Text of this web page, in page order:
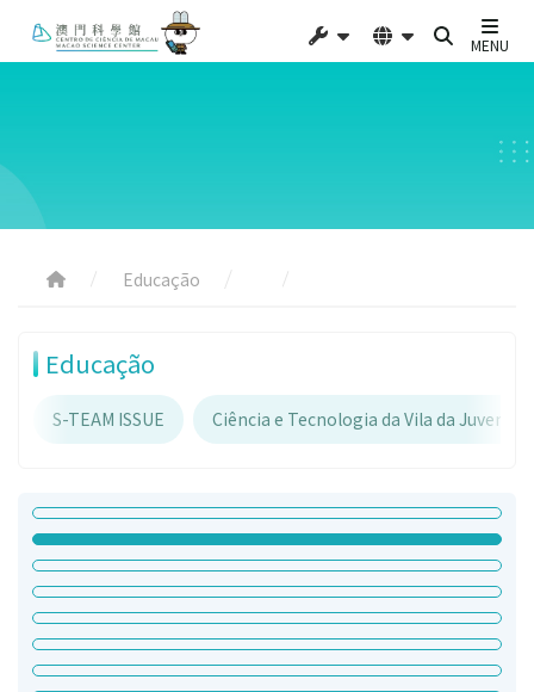
MENU
Educação
Educação
S-TEAM ISSUE Ciência e Tecnologia da Vila da